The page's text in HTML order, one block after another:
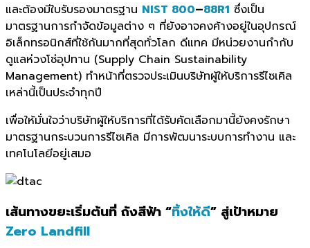
และต้องมีใบรับรองมาตรฐาน NIST 800–88R1 ซึ่งเป็น
มาตรฐานการกำจัดข้อมูลต่าง ๆ ที่ยังอาจคงค้างอยู่ในอุปกรณ์
อิเล็กทรอนิกส์ที่ใช้กันมากที่สุดทั่วโลก ดีแทค มีหน่วยงานกำกับ
ดูแลห่วงโซ่อุปทาน (Supply Chain Sustainability
Management) ทำหน้าที่ตรวจประเมินบริษัทผู้ให้บริการรีไซเคิล
เหล่านี้เป็นประจำทุกปี
เพื่อให้มั่นใจว่าบริษัทผู้ให้บริการที่ได้รับคัดเลือกมานี้ยังคงรักษา
มาตรฐานกระบวนการรีไซเคิล มีการพัฒนาระบบการทำงาน และ
เทคโนโลยีอยู่เสมอ
เส้นทางขยะเริ่มต้นที่ ถังสีฟ้า “ทิ้งให้ดี” สู่เป้าหมาย
Zero Landfill